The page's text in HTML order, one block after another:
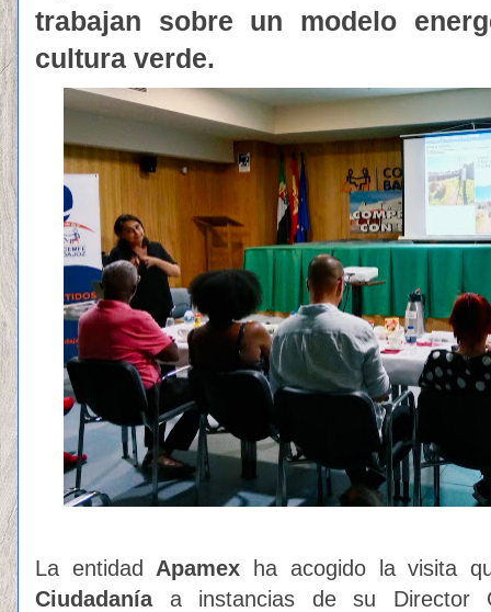
trabajan sobre un modelo
cultura verde.
La entidad Apamex ha acogido la visita
Ciudadaníaa instancias de su Director